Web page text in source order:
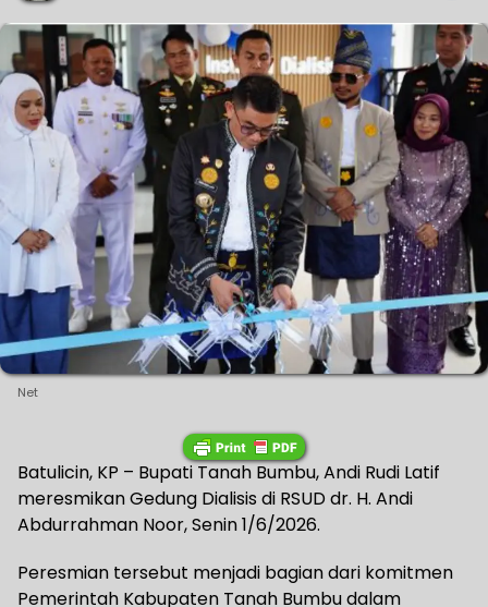
Net
Batulicin, KP – Bupati Tanah Bumbu, Andi Rudi Latif
meresmikan Gedung Dialisis di RSUD dr. H. Andi
Abdurrahman Noor, Senin 1/6/2026.
Peresmian tersebut menjadi bagian dari komitmen
Pemerintah Kabupaten Tanah Bumbu dalam